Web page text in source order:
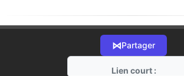
⋈Partager
Lien court :